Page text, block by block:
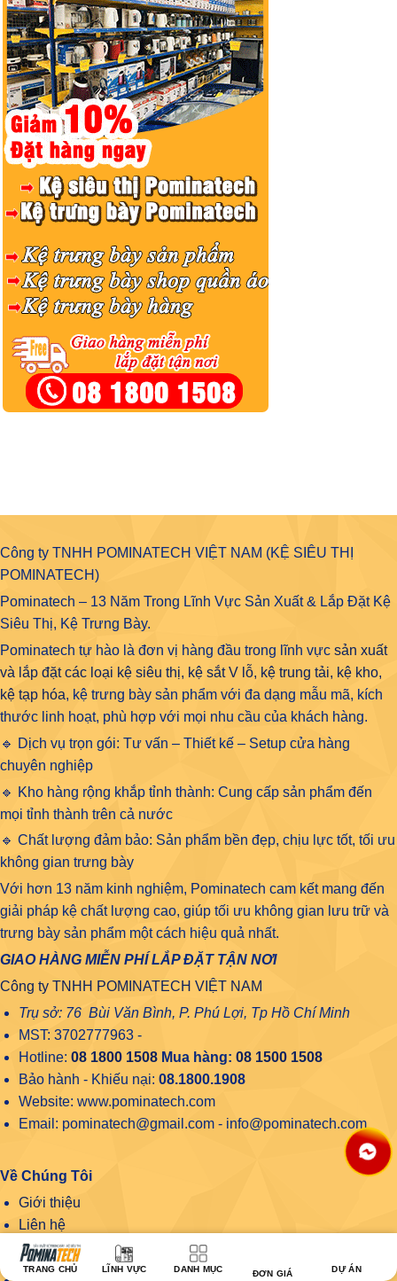
Công ty TNHH POMINATECH VIỆT NAM (KỆ SIÊU THỊ
POMINATECH)
Pominatech – 13 Năm Trong Lĩnh Vực Sản Xuất & Lắp Đặt Kệ
Siêu Thị, Kệ Trưng Bày.
Pominatech tự hào là đơn vị hàng đầu trong lĩnh vực sản xuất
và lắp đặt các loại kệ siêu thị, kệ sắt V lỗ, kệ trung tải, kệ kho,
kệ tạp hóa, kệ trưng bày sản phẩm với đa dạng mẫu mã, kích
thước linh hoạt, phù hợp với mọi nhu cầu của khách hàng.
🔹 Dịch vụ trọn gói: Tư vấn – Thiết kế – Setup cửa hàng
chuyên nghiệp
🔹 Kho hàng rộng khắp tỉnh thành: Cung cấp sản phẩm đến
mọi tỉnh thành trên cả nước
🔹 Chất lượng đảm bảo: Sản phẩm bền đẹp, chịu lực tốt, tối ưu
không gian trưng bày
Với hơn 13 năm kinh nghiệm, Pominatech cam kết mang đến
giải pháp kệ chất lượng cao, giúp tối ưu không gian lưu trữ và
trưng bày sản phẩm một cách hiệu quả nhất.
GIAO HÀNG MIỄN PHÍ LẮP ĐẶT TẬN NƠI
Công ty TNHH POMINATECH VIỆT NAM
Trụ sở: 76 Bùi Văn Bình, P. Phú Lợi, Tp Hồ Chí Minh
MST: 3702777963 -
Hotline: 08 1800 1508Mua hàng: 08 1500 1508
Bảo hành - Khiếu nại: 08.1800.1908
Website: www.pominatech.com
Email: pominatech@gmail.com - info@pominatech.com
Về Chúng Tôi
Giới thiệu
Liên hệ
Thông Tin
TRANG CHỦ LĨNH VỰC DANH MỤC ĐƠN GIÁ DỰ ÁN